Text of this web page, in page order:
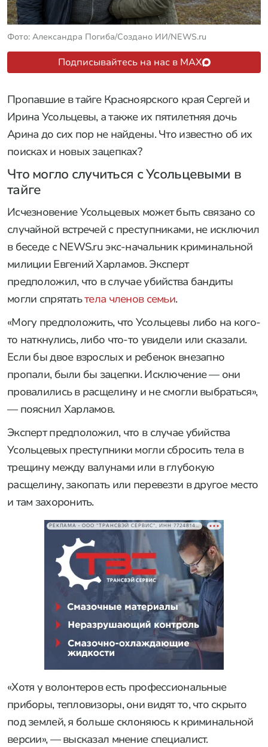
Фото: Александра Погиба/Создано ИИ/NEWS.ru
Подписывайтесь на нас в MAX
Пропавшие в тайге Красноярского края Сергей и
Ирина Усольцевы, а также их пятилетняя дочь
Арина до сих пор не найдены. Что известно об их
поисках и новых зацепках?
Что могло случиться с Усольцевыми в
тайге
Исчезновение Усольцевых может быть связано со
случайной встречей с преступниками, не исключил
в беседе с NEWS.ru экс-начальник криминальной
милиции Евгений Харламов. Эксперт
предположил, что в случае убийства бандиты
могли спрятатьтела членов семьи.
«Могу предположить, что Усольцевы либо на кого-
то наткнулись, либо что-то увидели или сказали.
Если бы двое взрослых и ребенок внезапно
пропали, были бы зацепки. Исключение — они
провалились в расщелину и не смогли выбраться»,
— пояснил Харламов.
Эксперт предположил, что в случае убийства
Усольцевых преступники могли сбросить тела в
трещину между валунами или в глубокую
расщелину, закопать или перевезти в другое место
и там захоронить.
РЕКЛАМА • ООО "ТРАНСВЭЙ СЕРВИС", ИНН 7724814198
«Хотя у волонтеров есть профессиональные
приборы, тепловизоры, они видят то, что скрыто
под землей, я больше склоняюсь к криминальной
версии», — высказал мнение специалист.